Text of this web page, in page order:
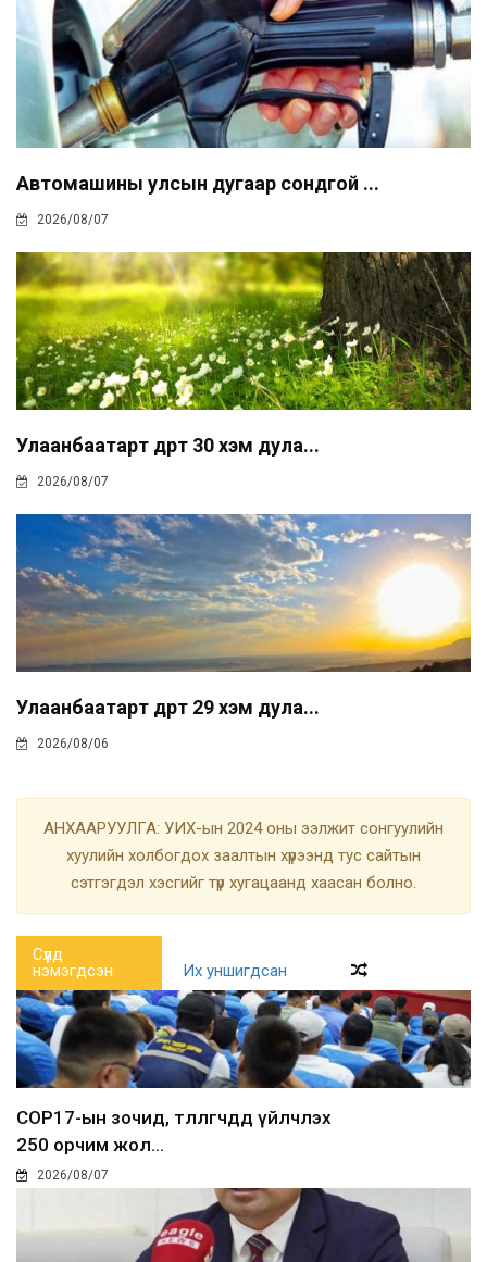
Автомашины улсын дугаар сондгой ...
2026/08/07
Улаанбаатарт өдөртөө 30 хэм дула...
2026/08/07
Улаанбаатарт өдөртөө 29 хэм дула...
2026/08/06
АНХААРУУЛГА: УИХ-ын 2024 оны ээлжит сонгуулийн
хуулийн холбогдох заалтын хүрээнд тус сайтын
сэтгэгдэл хэсгийг түр хугацаанд хаасан болно.
Сүүлд
нэмэгдсэн
Их уншигдсан
COP17-ын зочид, төлөөлөгчдөд үйлчлэх
250 орчим жол...
2026/08/07